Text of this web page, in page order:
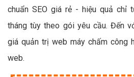
chuẩn SEO giá rẻ - hiệu quả chỉ
tháng tùy theo gói yêu cầu. Đến
giá quản trị web máy chấm công
web.